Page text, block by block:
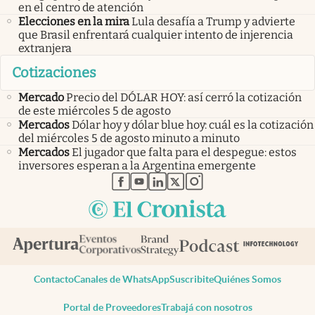
en el centro de atención
Elecciones en la miraLula desafía a Trump y advierte
que Brasil enfrentará cualquier intento de injerencia
extranjera
Cotizaciones
MercadoPrecio del DÓLAR HOY: así cerró la cotización
de este miércoles 5 de agosto
MercadosDólar hoy y dólar blue hoy: cuál es la cotización
del miércoles 5 de agosto minuto a minuto
MercadosEl jugador que falta para el despegue: estos
inversores esperan a la Argentina emergente
abre en nueva pestaña
abre en nueva pestaña
abre en nueva pestaña
abre en nueva pestaña
abre en nueva pestaña
ContactoCanales de WhatsAppSuscribiteQuiénes Somos
Portal de ProveedoresTrabajá con nosotros